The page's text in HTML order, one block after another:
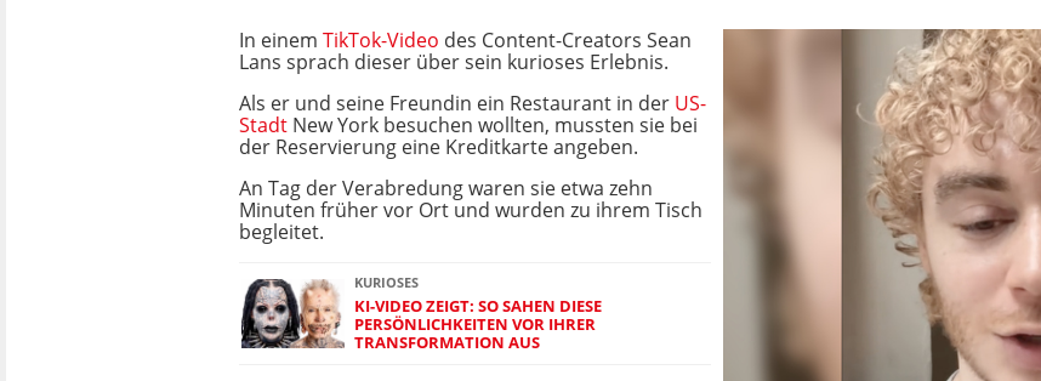
In einem TikTok-Video des Content-Creators Sean
Lans sprach dieser über sein kurioses Erlebnis.
Als er und seine Freundin ein Restaurant in der US-
Stadt New York besuchen wollten, mussten sie bei
der Reservierung eine Kreditkarte angeben.
An Tag der Verabredung waren sie etwa zehn
Minuten früher vor Ort und wurden zu ihrem Tisch
begleitet.
KURIOSES
KI-VIDEO ZEIGT: SO SAHEN DIESE
PERSÖNLICHKEITEN VOR IHRER
TRANSFORMATION AUS